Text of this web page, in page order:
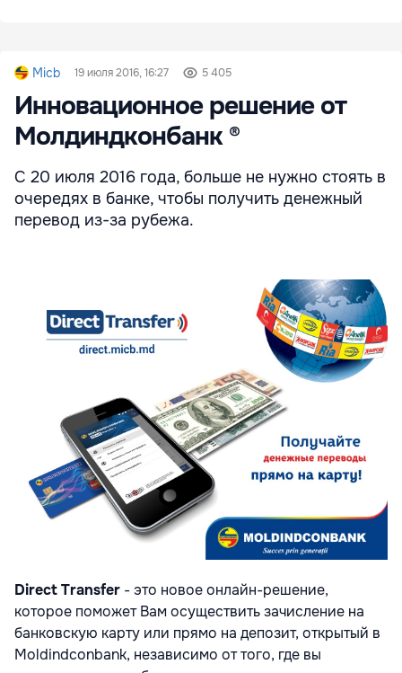
Micb 19 июля 2016, 16:27 5 405
Инновационное решение от
Молдиндконбанк ®
С 20 июля 2016 года, больше не нужно стоять в
очередях в банке, чтобы получить денежный
перевод из-за рубежа.
Direct Transfer - это новое онлайн-решение,
которое поможет Вам осуществить зачисление на
банковскую карту или прямо на депозит, открытый в
Moldindconbank, независимо от того, где вы